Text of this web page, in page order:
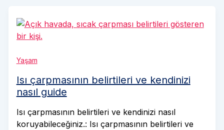
Yaşam
Isı çarpmasının belirtileri ve kendinizi
nasıl guide
Isı çarpmasının belirtileri ve kendinizi nasıl
koruyabileceğiniz.: Isı çarpmasının belirtileri ve